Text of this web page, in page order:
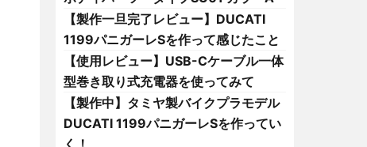
【製作一旦完了レビュー】DUCATI
1199パニガーレSを作って感じたこと
【使用レビュー】USB-Cケーブル一体
型巻き取り式充電器を使ってみて
【製作中】タミヤ製バイクプラモデル
DUCATI 1199パニガーレSを作ってい
く！